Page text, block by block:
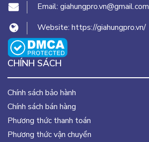
Email: giahungpro.vn@gmail.com
Website: https://giahungpro.vn/
CHÍNH SÁCH
Chính sách bảo hành
Chính sách bán hàng
Phương thức thanh toán
Phương thức vận chuyển